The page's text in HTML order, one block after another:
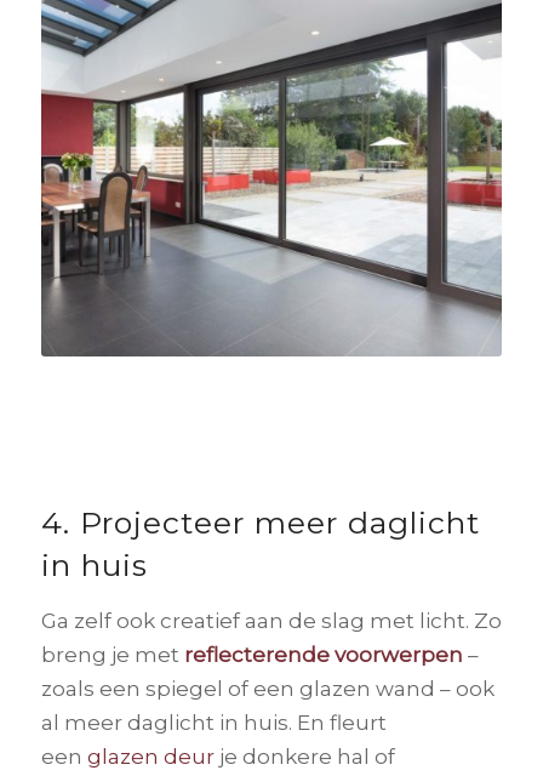
4. Projecteer meer daglicht
in huis
Ga zelf ook creatief aan de slag met licht. Zo
breng je met reflecterende voorwerpen –
zoals een spiegel of een glazen wand – ook
al meer daglicht in huis. En fleurt
een glazen deurje donkere hal of